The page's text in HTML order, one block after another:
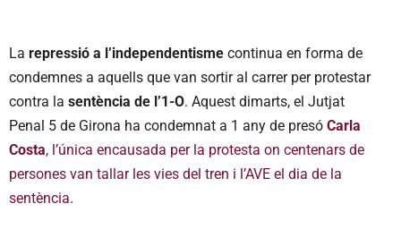
La repressió a l’independentisme continua en forma de
condemnes a aquells que van sortir al carrer per protestar
contra la sentència de l’1-O. Aquest dimarts, el Jutjat
Penal 5 de Girona ha condemnat a 1 any de presó Carla
Costa, l’única encausada per la protesta on centenars de
persones van tallar les vies del tren i l’AVE el dia de la
sentència.